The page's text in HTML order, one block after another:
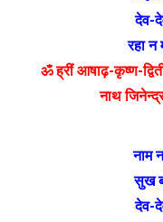
देव-
रहा न
ॐ ह्रीं आषाढ़-कृष्ण-
नाथ
नाम
सुख
देव-